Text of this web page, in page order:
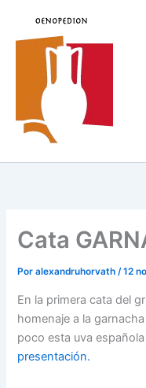
contenido
Cata
Poralexandruhorvath/12
En la primera cata del
homenaje a la
poco esta uva
presentación.